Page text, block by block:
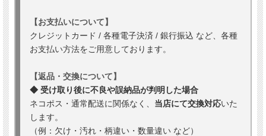
【お支払いについて】
クレジットカード / 各種電子決済 / 銀行振込 など、各種
お支払い方法をご用意しております。
【返品・交換について】
◆ 受け取り後に不良や誤納品が判明した場合
ネコポス・通常配送に関係なく、 当店にて交換対応いた
します。
（例：欠け・汚れ・柄違い・数量違い など）